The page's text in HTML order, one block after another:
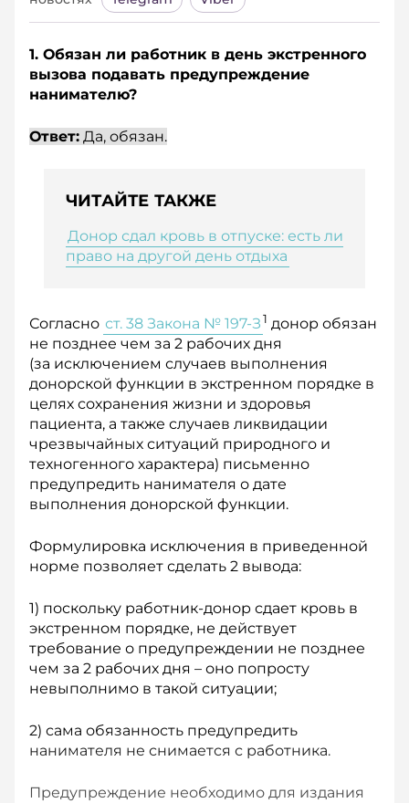
1. Обязан ли работник в день экстренного
вызова подавать предупреждение
нанимателю?
Ответ: Да, обязан.
ЧИТАЙТЕ ТАКЖЕ
Донор сдал кровь в отпуске: есть ли
право на другой день отдыха
Согласно ст. 38 Закона № 197-З1 донор обязан
не позднее чем за 2 рабочих дня
(за исключением случаев выполнения
донорской функции в экстренном порядке в
целях сохранения жизни и здоровья
пациента, а также случаев ликвидации
чрезвычайных ситуаций природного и
техногенного характера) письменно
предупредить нанимателя о дате
выполнения донорской функции.
Формулировка исключения в приведенной
норме позволяет сделать 2 вывода:
1) поскольку работник-­донор сдает кровь в
экстренном порядке, не действует
требование о предупреждении не позднее
чем за 2 рабочих дня – оно попросту
невыполнимо в такой ситуации;
2) сама обязанность предупредить
нанимателя не снимается с работника.
Предупреждение необходимо для издания